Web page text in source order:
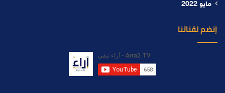
مايو 2022
إنضم لقناتنا